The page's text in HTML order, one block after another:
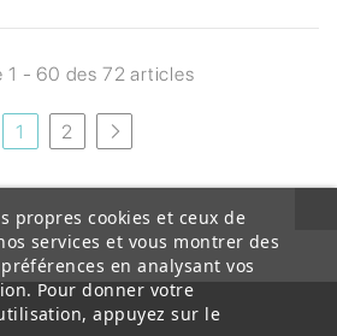
1 - 60 des 72 articles
1 2
propres cookies et ceux de
services et vous montrer des
en analysant vos
Pour donner votre
appuyez sur le